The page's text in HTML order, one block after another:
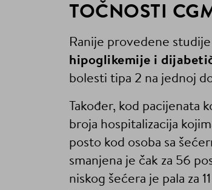
TOČNOSTI
Ranije provedene
hipoglikemije i
bolesti tipa 2 na jednoj
Također, kod pacijenata
broja hospitalizacija
posto kod osoba sa
smanjena je čak za 56
niskog šećera je pala za